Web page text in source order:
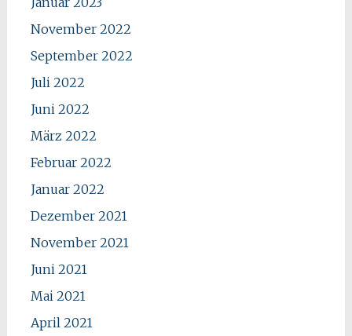
November 2022
September 2022
Juli 2022
Juni 2022
März 2022
Februar 2022
Januar 2022
Dezember 2021
November 2021
Juni 2021
Mai 2021
April 2021